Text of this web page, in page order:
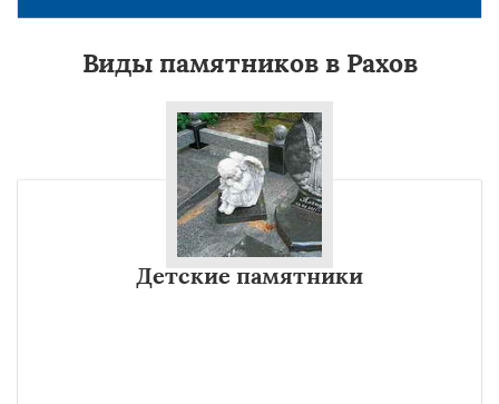
Виды памятников в Рахов
Детские памятники